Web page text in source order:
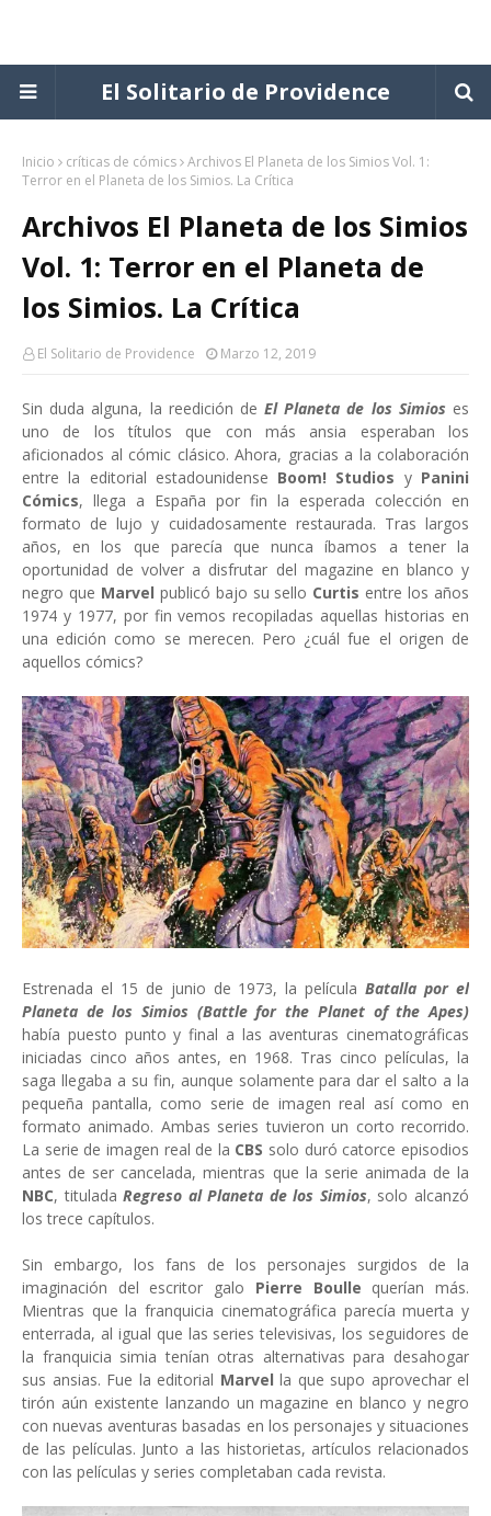
El Solitario de Providence
Inicio críticas de cómics Archivos El Planeta de los Simios Vol. 1:
Terror en el Planeta de los Simios. La Crítica
Archivos El Planeta de los Simios
Vol. 1: Terror en el Planeta de
los Simios. La Crítica
El Solitario de Providence Marzo 12, 2019
Sin duda alguna, la reedición deEl Planeta de los Simios es
uno de los títulos que con más ansia esperaban los
aficionados al cómic clásico. Ahora, gracias a la colaboración
entre la editorial estadounidense Boom! Studios y Panini
Cómics, llega a España por fin la esperada colección en
formato de lujo y cuidadosamente restaurada. Tras largos
años, en los que parecía que nunca íbamos a tener la
oportunidad de volver a disfrutar del magazine en blanco y
negro que Marvel publicó bajo su sello Curtis entre los años
1974 y 1977, por fin vemos recopiladas aquellas historias en
una edición como se merecen. Pero ¿cuál fue el origen de
aquellos cómics?
Estrenada el 15 de junio de 1973, la películaBatalla por el
Planeta de los Simios (Battle for the Planet of the Apes)
había puesto punto y final a las aventuras cinematográficas
iniciadas cinco años antes, en 1968. Tras cinco películas, la
saga llegaba a su fin, aunque solamente para dar el salto a la
pequeña pantalla, como serie de imagen real así como en
formato animado. Ambas series tuvieron un corto recorrido.
La serie de imagen real de la CBS solo duró catorce episodios
antes de ser cancelada, mientras que la serie animada de la
NBC, tituladaRegreso al Planeta de los Simios, solo alcanzó
los trece capítulos.
Sin embargo, los fans de los personajes surgidos de la
imaginación del escritor galo Pierre Boulle querían más.
Mientras que la franquicia cinematográfica parecía muerta y
enterrada, al igual que las series televisivas, los seguidores de
la franquicia simia tenían otras alternativas para desahogar
sus ansias. Fue la editorial Marvel la que supo aprovechar el
tirón aún existente lanzando un magazine en blanco y negro
con nuevas aventuras basadas en los personajes y situaciones
de las películas. Junto a las historietas, artículos relacionados
con las películas y series completaban cada revista.